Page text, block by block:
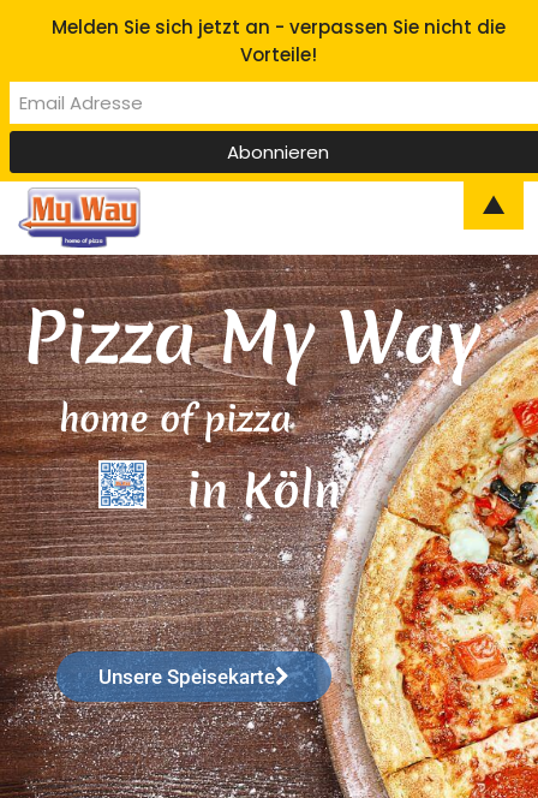
Pizza My Way
in Köln
Unsere Speisekarte
home of pizza
Melden Sie sich jetzt an - verpassen Sie nicht die
Vorteile!
▲